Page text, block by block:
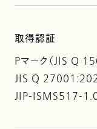
取得認証
Pマーク（JIS Q
JIS Q
JIP-ISMS517-